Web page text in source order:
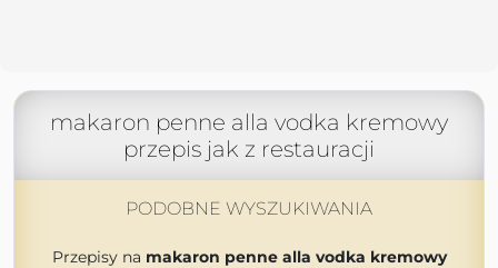
makaron penne alla vodka kremowy
przepis jak z restauracji
PODOBNE WYSZUKIWANIA
Przepisy na makaron penne alla vodka kremowy